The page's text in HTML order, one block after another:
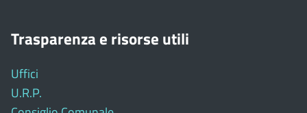
Trasparenza e risorse utili
Uffici
U.R.P.